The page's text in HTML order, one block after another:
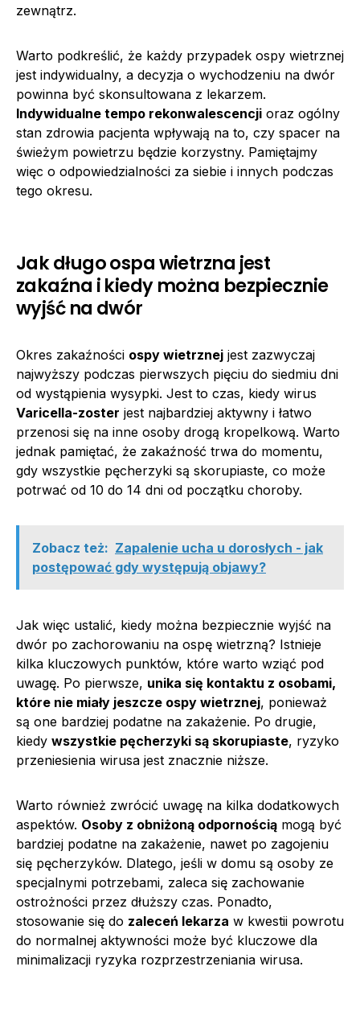
zewnątrz.
Warto podkreślić, że każdy przypadek ospy wietrznej
jest indywidualny, a decyzja o wychodzeniu na dwór
powinna być skonsultowana z lekarzem.
Indywidualne tempo rekonwalescencji oraz ogólny
stan zdrowia pacjenta wpływają na to, czy spacer na
świeżym powietrzu będzie korzystny. Pamiętajmy
więc o odpowiedzialności za siebie i innych podczas
tego okresu.
Jak długo ospa wietrzna jest
zakaźna i kiedy można bezpiecznie
wyjść na dwór
Okres zakaźności ospy wietrznej jest zazwyczaj
najwyższy podczas pierwszych pięciu do siedmiu dni
od wystąpienia wysypki. Jest to czas, kiedy wirus
Varicella-zoster jest najbardziej aktywny i łatwo
przenosi się na inne osoby drogą kropelkową. Warto
jednak pamiętać, że zakaźność trwa do momentu,
gdy wszystkie pęcherzyki są skorupiaste, co może
potrwać od 10 do 14 dni od początku choroby.
Zobacz też: Zapalenie ucha u dorosłych - jak
postępować gdy występują objawy?
Jak więc ustalić, kiedy można bezpiecznie wyjść na
dwór po zachorowaniu na ospę wietrzną? Istnieje
kilka kluczowych punktów, które warto wziąć pod
uwagę. Po pierwsze, unika się kontaktu z osobami,
które nie miały jeszcze ospy wietrznej, ponieważ
są one bardziej podatne na zakażenie. Po drugie,
kiedy wszystkie pęcherzyki są skorupiaste, ryzyko
przeniesienia wirusa jest znacznie niższe.
Warto również zwrócić uwagę na kilka dodatkowych
aspektów. Osoby z obniżoną odpornością mogą być
bardziej podatne na zakażenie, nawet po zagojeniu
się pęcherzyków. Dlatego, jeśli w domu są osoby ze
specjalnymi potrzebami, zaleca się zachowanie
ostrożności przez dłuższy czas. Ponadto,
stosowanie się do zaleceń lekarza w kwestii powrotu
do normalnej aktywności może być kluczowe dla
minimalizacji ryzyka rozprzestrzeniania wirusa.